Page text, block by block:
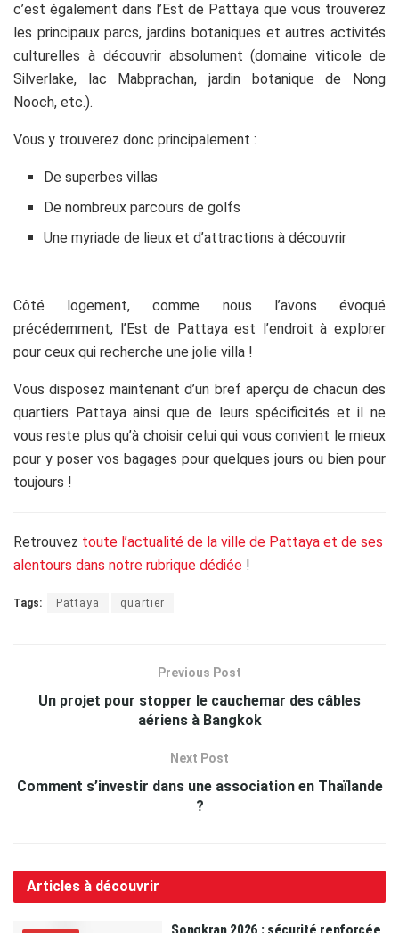
c’est également dans l’Est de Pattaya que vous trouverez
les principaux parcs, jardins botaniques et autres activités
culturelles à découvrir absolument (domaine viticole de
Silverlake, lac Mabprachan, jardin botanique de Nong
Nooch, etc.).
Vous y trouverez donc principalement :
De superbes villas
De nombreux parcours de golfs
Une myriade de lieux et d’attractions à découvrir
Côté logement, comme nous l’avons évoqué
précédemment, l’Est de Pattaya est l’endroit à explorer
pour ceux qui recherche une jolie villa !
Vous disposez maintenant d’un bref aperçu de chacun des
quartiers Pattaya ainsi que de leurs spécificités et il ne
vous reste plus qu’à choisir celui qui vous convient le mieux
pour y poser vos bagages pour quelques jours ou bien pour
toujours !
Retrouvez toute l’actualité de la ville de Pattaya et de ses
alentours dans notre rubrique dédiée !
Tags: Pattaya quartier
Previous Post
Un projet pour stopper le cauchemar des câbles
aériens à Bangkok
Next Post
Comment s’investir dans une association en Thaïlande
?
Articles à découvrir